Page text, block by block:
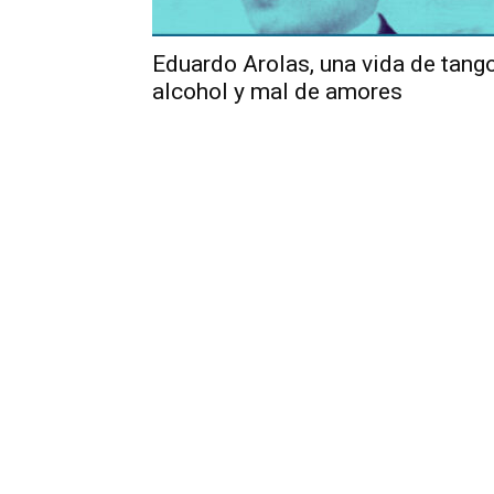
Eduardo Arolas, una vida de
alcohol y mal de amores